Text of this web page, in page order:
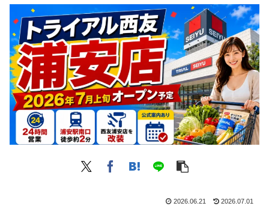
2026.06.21 2026.07.01